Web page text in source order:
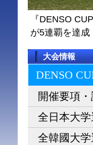
『DENSO
が5連覇を達成
大会情報
DENSO
開催要項
全日本大
全韓國大